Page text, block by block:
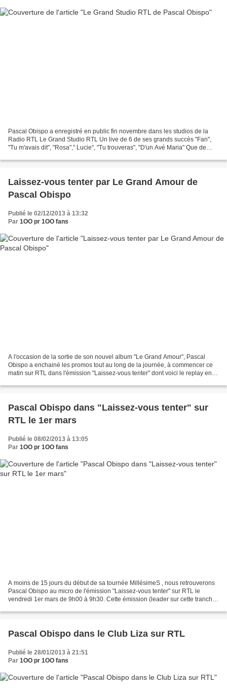
Pascal Obispo a enregistré en public fin novembre dans les studios de la
Radio RTL Le Grand Studio RTL Un live de 6 de ses grands succès "Fan",
"Tu m'avais dit", "Rosa"," Lucie", "Tu trouveras", "D'un Avé Maria" Que de
Laissez-vous tenter par Le Grand Amour de
Pascal Obispo
Publié le 02/12/2013 à 13:32
Par 1OO pr 1OO fans
A l'occasion de la sortie de son nouvel album "Le Grand Amour", Pascal
Obispo a enchainé les promos tout au long de la journée, à commencer ce
matin sur RTL dans l'émission "Laissez-vous tenter" dont voici le replay en
Pascal Obispo dans "Laissez-vous tenter" sur
RTL le 1er mars
Publié le 08/02/2013 à 13:05
Par 1OO pr 1OO fans
A moins de 15 jours du début de sa tournée MillésimeS , nous retrouverons
Pascal Obispo au micro de l'émission "Laissez-vous tenter" sur RTL le
vendredi 1er mars de 9h00 à 9h30. Cette émission (leader sur cette tranche
Pascal Obispo dans le Club Liza sur RTL
Publié le 28/01/2013 à 21:51
Par 1OO pr 1OO fans